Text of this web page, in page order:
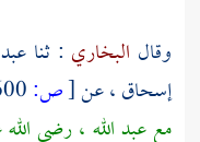
وقال البخاري : ثنا
إسحاق، عن[ص:
مععبد الله ، رضي